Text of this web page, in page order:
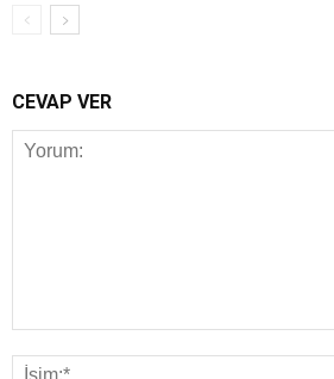
CEVAP VER